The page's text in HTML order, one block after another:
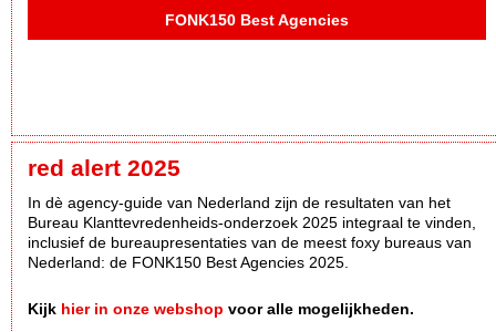
FONK150 Best Agencies
red alert 2025
In dè agency-guide van Nederland zijn de resultaten van het
Bureau Klanttevredenheids-onderzoek 2025 integraal te vinden,
inclusief de bureaupresentaties van de meest foxy bureaus van
Nederland: de FONK150 Best Agencies 2025.
Kijk hier in onze webshop voor alle mogelijkheden.